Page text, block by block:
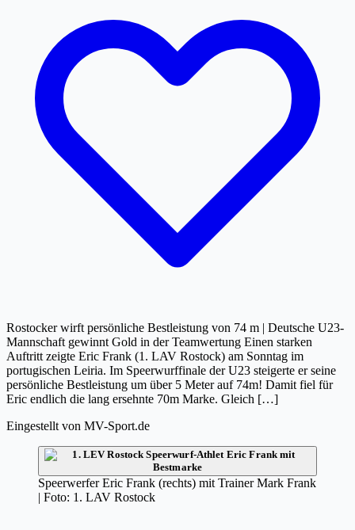
Rostocker wirft persönliche Bestleistung von 74 m | Deutsche U23-
Mannschaft gewinnt Gold in der Teamwertung Einen starken
Auftritt zeigte Eric Frank (1. LAV Rostock) am Sonntag im
portugischen Leiria. Im Speerwurffinale der U23 steigerte er seine
persönliche Bestleistung um über 5 Meter auf 74m! Damit fiel für
Eric endlich die lang ersehnte 70m Marke. Gleich […]
Eingestellt von MV-Sport.de
Speerwerfer Eric Frank (rechts) mit Trainer Mark Frank
| Foto: 1. LAV Rostock